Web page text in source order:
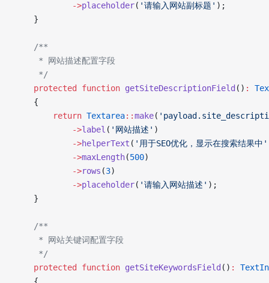
            ->
placeholder( '请输入网站副标题' );
    }
    /**
     * 网站描述配置字段
     */
    protected
function getSiteDescriptionField () :
    {
        return
Textarea::make(
            ->
label ( '网站描述' )
            ->
helperText ( '用于SEO优化，显示在搜索结果中'
            ->
maxLength(500)
            ->
rows (3)
            ->
placeholder( '请输入网站描述' );
    }
    /**
     * 网站关键词配置字段
     */
    protected
function getSiteKeywordsField () :